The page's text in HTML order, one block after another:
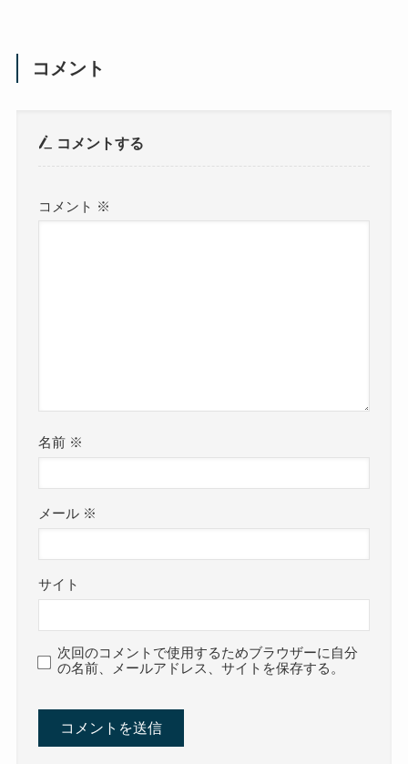
コメント
コメントする
コメント ※
名前 ※
メール ※
サイト
次回のコメントで使用するためブラウザーに自分
の名前、メールアドレス、サイトを保存する。